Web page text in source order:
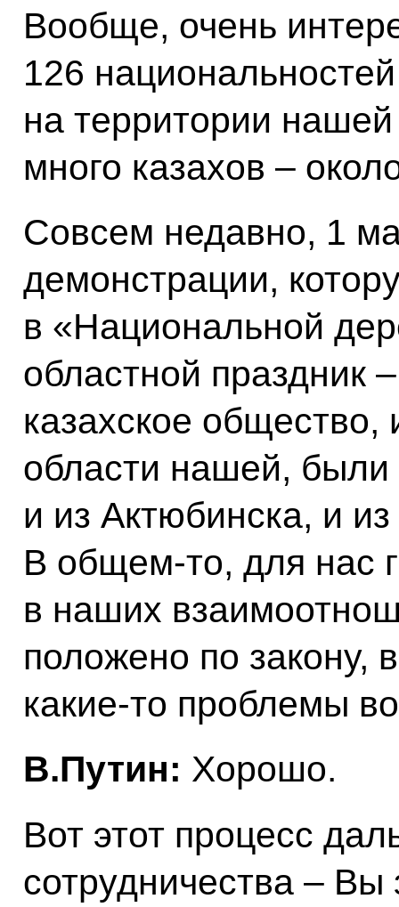
Вообще, очень
126
на территории
много казахов –
Совсем недавно, 1
демонстрации,
в «Национальной
областной праздник
казахское общество,
области нашей, были
и из Актюбинска, и
В общем‑то, для нас
в наших
положено по закону,
какие‑то проблемы
В.Путин: Хорошо.
Вот этот процесс
сотрудничества –